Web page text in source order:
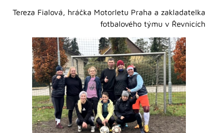
Tereza Fialová, hráčka Motorletu Praha a zakladatelka
fotbalového týmu v Řevnicích